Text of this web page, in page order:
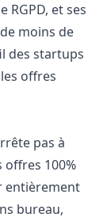
RGPD, et ses
moins de
des startups
les offres
pas à
100%
entièrement
bureau,